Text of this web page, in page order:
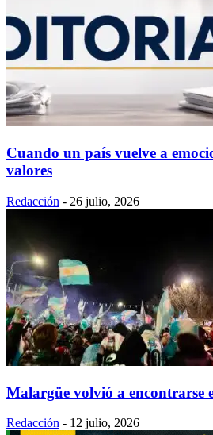
Cuando un país vuelve a
valores
Redacción - 26 julio, 2026
Malargüe volvió a encontrarse
Redacción - 12 julio, 2026